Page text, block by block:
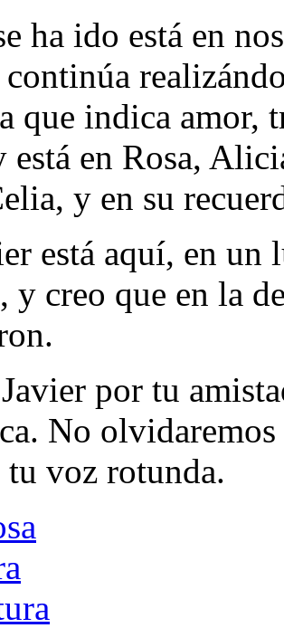
ha ido está en
continúa
que indica amor,
está en Rosa,
y en su
está aquí, en un
y creo que en la
por tu
No
tu voz rotunda.